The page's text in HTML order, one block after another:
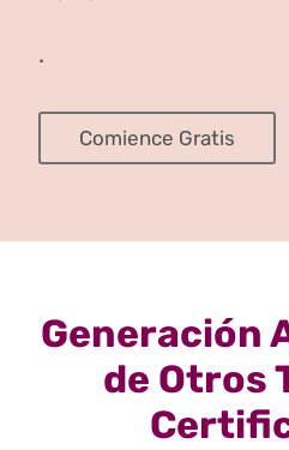
.
Comience Gratis
Generación
de Otros